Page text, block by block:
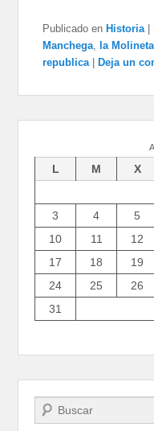
Publicado en Historia
Manchega, la Molineta
republica
Deja un
L M X
3
4 5
10
11 12
17
18 19
24
25 26
31
Buscar